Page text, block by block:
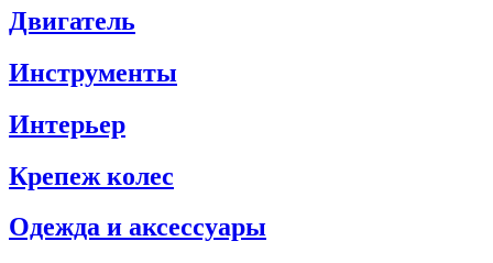
Двигатель
Инструменты
Интерьер
Крепеж колес
Одежда и аксессуары